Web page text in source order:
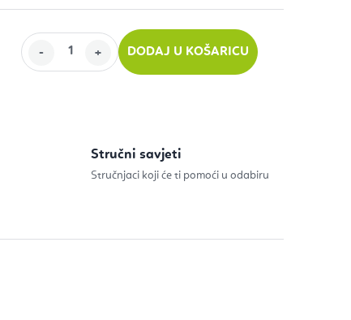
DODAJ U KOŠARICU
Stručni savjeti
Stručnjaci koji će ti pomoći u odabiru